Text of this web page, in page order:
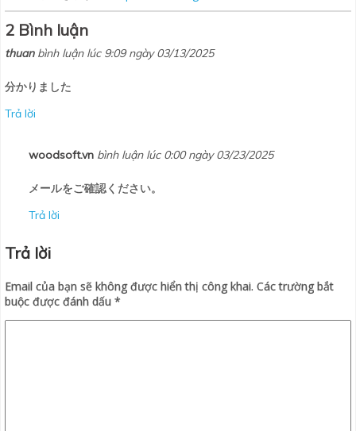
2 Bình luận
thuan bình luận lúc 9:09 ngày 03/13/2025
分かりました
Trả lời
woodsoft.vn bình luận lúc 0:00 ngày 03/23/2025
メールをご確認ください。
Trả lời
Trả lời
Email của bạn sẽ không được hiển thị công khai. Các trường bắt
buộc được đánh dấu *